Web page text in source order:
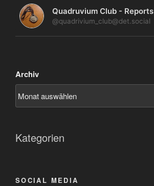
Quadruvium Club - Reports
@quadrivium_club@det.social
Archiv
Kategorien
SOCIAL MEDIA